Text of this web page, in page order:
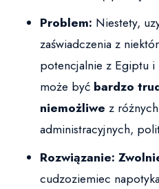
Problem: Niestety,
zaświadczenia z
potencjalnie z Egiptu i
może być bardzo
niemożliwe z
administracyjnych,
Rozwiązanie:
cudzoziemiec